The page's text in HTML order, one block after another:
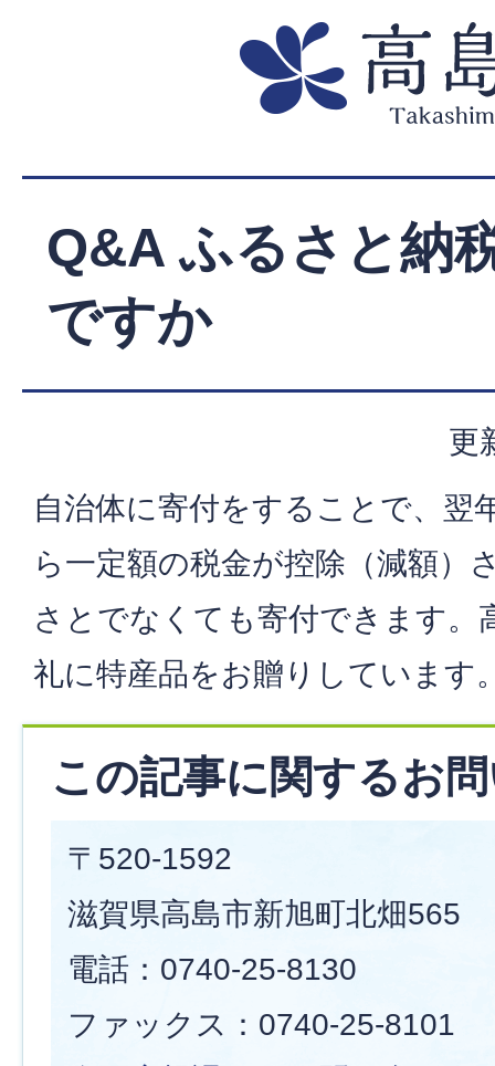
Q&A ふるさと納
ですか
更
自治体に寄付をすることで、翌
ら一定額の税金が控除（減額）
さとでなくても寄付できます。
礼に特産品をお贈りしています
この記事に関するお
〒520-1592
滋賀県高島市新旭町北畑565
電話：0740-25-8130
ファックス：0740-25-8101